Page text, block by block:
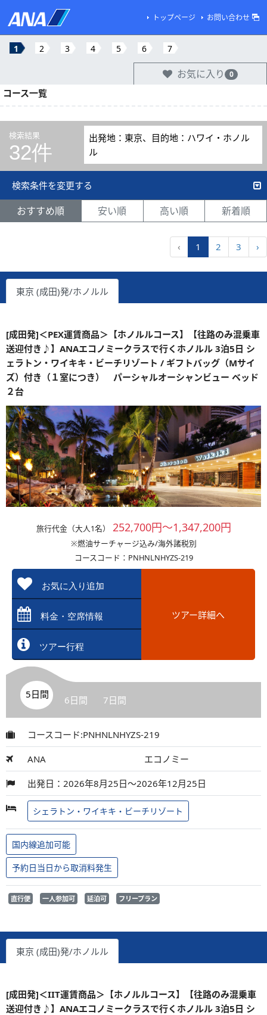
トップページ お問い合わせ
1 2 3 4 5 6 7
お気に入り 0
コース一覧
検索結果
32件
出発地：東京、目的地：ハワイ・ホノル
ル
検索条件を変更する
おすすめ順 安い順 高い順 新着順
‹ 1 2 3 ›
東京 (成田)発/ホノルル
[成田発]＜PEX運賃商品＞【ホノルルコース】【往路のみ混乗車
送迎付き♪】ANAエコノミークラスで行くホノルル 3泊5日 シ
ェラトン・ワイキキ・ビーチリゾート / ギフトバッグ（Mサイ
ズ）付き（１室につき） パーシャルオーシャンビュー ベッド
２台
旅行代金（大人1名） 252,700円～1,347,200円
※燃油サーチャージ込み/海外諸税別
コースコード：PNHNLNHYZS-219
お気に入り追加
料金・空席情報
ツアー行程
ツアー詳細へ
5日間 6日間 7日間
コースコード:PNHNLNHYZS-219
ANA エコノミー
出発日：2026年8月25日～2026年12月25日
シェラトン・ワイキキ・ビーチリゾート
国内線追加可能
予約日当日から取消料発生
直行便 一人参加可 延泊可 フリープラン
東京 (成田)発/ホノルル
[成田発]＜IIT運賃商品＞【ホノルルコース】【往路のみ混乗車
送迎付き♪】ANAエコノミークラスで行くホノルル 3泊5日 シ